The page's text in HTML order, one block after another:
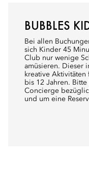
BUBBLES
Bei allen
sich Kinder 45
Club nur wenige
amüsieren. Dieser
kreative
bis 12 Jahren.
Concierge
und um eine